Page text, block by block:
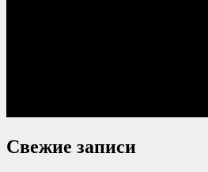
Свежие записи